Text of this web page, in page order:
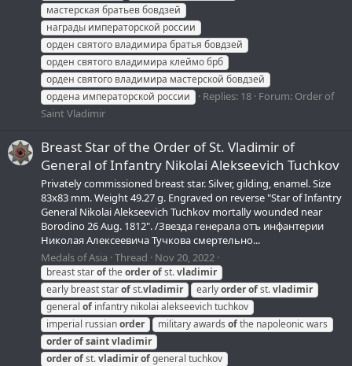
мастерская братьев бовдзей
награды императорской россии
орден святого владимира братья бовдзей
орден святого владимира клеймо брб
орден святого владимира мастерской бовдзей
ордена императорской россии
Replies: 18 Forum: Order of
Saint Vladimir
Breast Star of the Order of St. Vladimir of
General of Infantry Nikolai Alekseevich Tuchkov
Privately commissioned breast star. Silver, gilding, enamel. Size
83x83 mm. Weight 49.27 g. Engraved on reverse "Star of Infantry
General Nikolai Alekseevich Tuchkov mortally wounded near
Borodino 26 Aug. 1812". /Звезда генерала отъ инфантерии
Николая Алексеевича Тучкова смертельно...
Medals of Asia Thread Nov 20, 2022
breast staroftheorderofst.vladimir
early breast starofst.vladimir earlyorderofst.vladimir
general of infantry nikolai alekseevich tuchkov
imperial russianorder military awards ofthe napoleonic wars
orderofsaintvladimir
orderofst.vladimirofgeneral tuchkov